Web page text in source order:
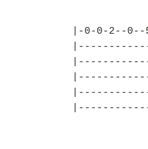
|-0-0-2--